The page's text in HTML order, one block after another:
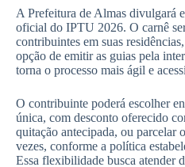
A Prefeitura de Almas divulgará
oficial do IPTU 2026. O carnê
contribuintes em suas
opção de emitir as guias pela
torna o processo mais ágil e
O contribuinte poderá escolher
única, com desconto oferecido
quitação antecipada, ou parcelar
vezes, conforme a política
Essa flexibilidade busca atender